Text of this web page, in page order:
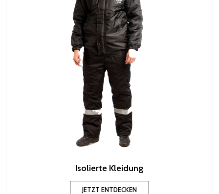
Isolierte Kleidung
JETZT ENTDECKEN